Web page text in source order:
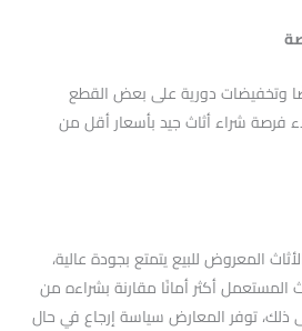
وتخفيضات دورية على بعض القطع
فرصة شراء أثاث جيد بأسعار أقل من
المعروض للبيع يتمتع بجودة عالية،
المستعمل أكثر أمانًا مقارنة بشراءه من
ذلك، توفر المعارض سياسة إرجاع في حال